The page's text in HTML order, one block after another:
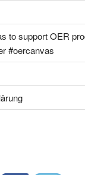
to support OER
#oercanvas